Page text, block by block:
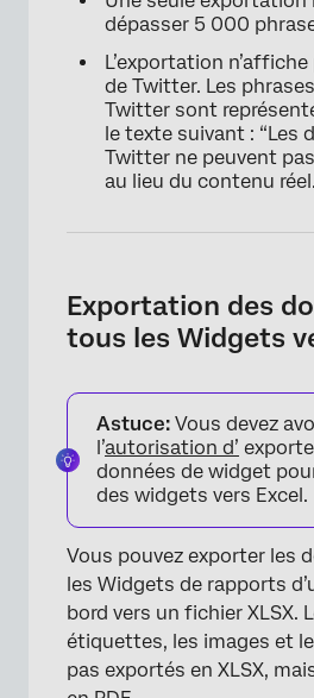
dépasser 5 000
L’exportation
de Twitter. Les
Twitter sont
le texte suivant : “Les
Twitter ne peuvent
au lieu du contenu réel.
Exportation des
tous les Widgets
Astuce: Vous devez
l’autorisation d’
données de widget
des widgets vers Excel.
Vous pouvez exporter les
les Widgets de rapports
bord vers un fichier XLSX.
étiquettes, les images et
pas exportés en XLSX,